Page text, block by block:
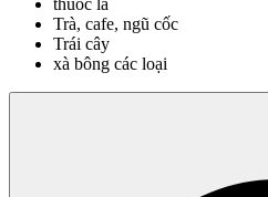
thuốc lá
Trà, cafe, ngũ cốc
Trái cây
xà bông các loại